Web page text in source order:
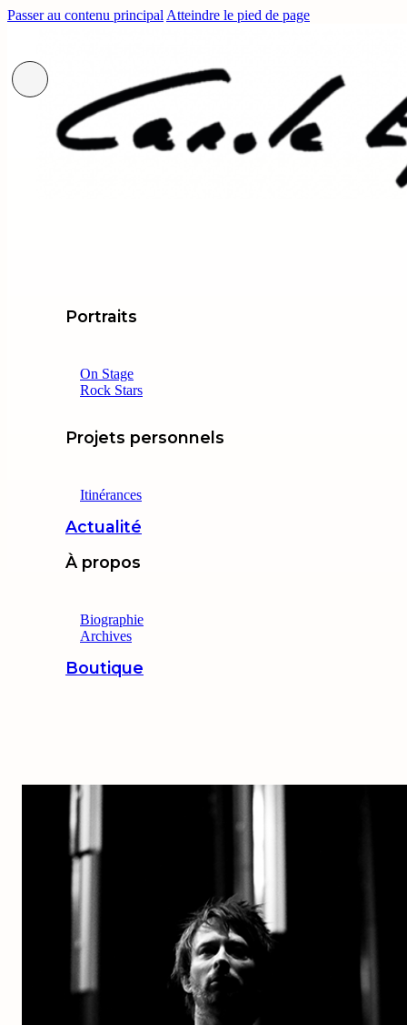
Passer au contenu principal Atteindre le pied de page
Portraits
On Stage
Rock Stars
Projets personnels
Itinérances
Actualité
À propos
Biographie
Archives
Boutique